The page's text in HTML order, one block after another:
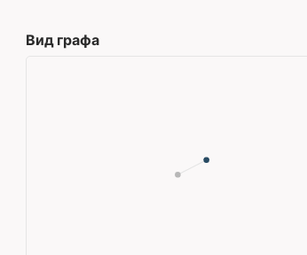
Вид графа